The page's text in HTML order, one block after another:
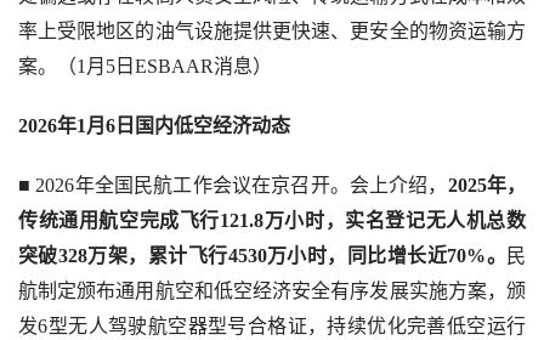
率上受限地区的油气设施提供更快速、更安全的物资运输方
案。（1月5日ESBAAR消息）
2026年1月6日国内低空经济动态
■ 2026年全国民航工作会议在京召开。会上介绍， 2025年，
传统通用航空完成飞行121.8万小时，实名登记无人机总数
突破328万架，累计飞行4530万小时，同比增长近70%。
民
航制定颁布通用航空和低空经济安全有序发展实施方案，颁
发6型无人驾驶航空器型号合格证，持续优化完善低空运行